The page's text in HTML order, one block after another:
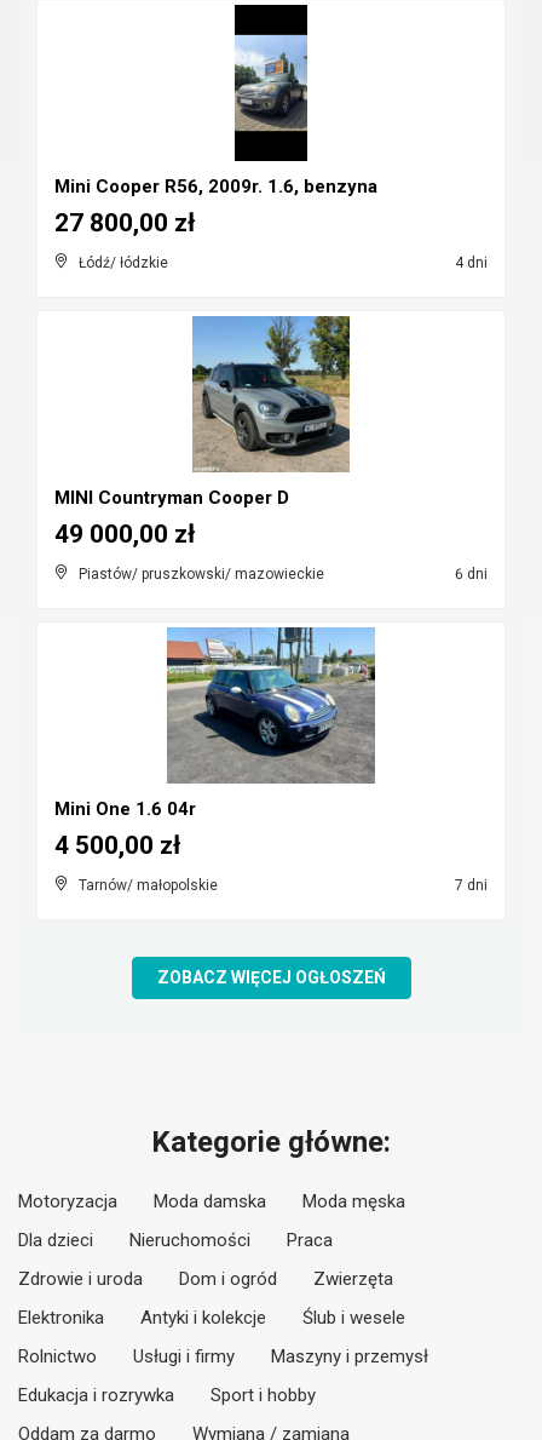
Mini Cooper R56, 2009r. 1.6, benzyna
Łódź/ łódzkie 4 dni
27 800,00 zł
MINI Countryman Cooper D
Piastów/ pruszkowski/ mazowieckie 6 dni
49 000,00 zł
Mini One 1.6 04r
Tarnów/ małopolskie 7 dni
4 500,00 zł
ZOBACZ WIĘCEJ OGŁOSZEŃ
Kategorie główne:
Motoryzacja Moda damska
Moda męska
Dla dzieci
Nieruchomości
Praca
Zdrowie i uroda
Dom i ogród
Zwierzęta
Elektronika
Antyki i kolekcje
Ślub i wesele
Rolnictwo
Usługi i firmy
Maszyny i przemysł
Edukacja i rozrywka
Sport i hobby
Oddam za darmo
Wymiana / zamiana